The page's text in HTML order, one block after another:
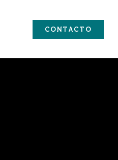
CONTACTO